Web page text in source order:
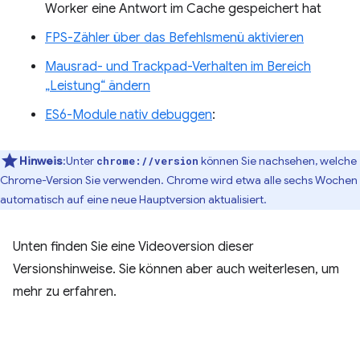
Worker eine Antwort im Cache gespeichert hat
FPS-Zähler über das Befehlsmenü aktivieren
Mausrad- und Trackpad-Verhalten im Bereich
„Leistung“ ändern
ES6-Module nativ debuggen:
Hinweis:Unter chrome://version können Sie nachsehen, welche
Chrome-Version Sie verwenden. Chrome wird etwa alle sechs Wochen
automatisch auf eine neue Hauptversion aktualisiert.
Unten finden Sie eine Videoversion dieser
Versionshinweise. Sie können aber auch weiterlesen, um
mehr zu erfahren.